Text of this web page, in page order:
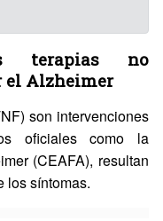
terapias no
el Alzheimer
son intervenciones
oficiales como la
(CEAFA), resultan
los síntomas.